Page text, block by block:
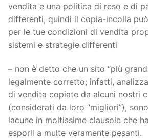
vendita e una politica di reso e di
differenti, quindi il copia-incolla
per le tue condizioni di vendita
sistemi e strategie differenti
– non è detto che un sito “più
legalmente corretto; infatti,
di vendita copiate da alcuni nostri
(considerati da loro “migliori”),
lacune in moltissime clausole che
esporli a multe veramente pesanti.